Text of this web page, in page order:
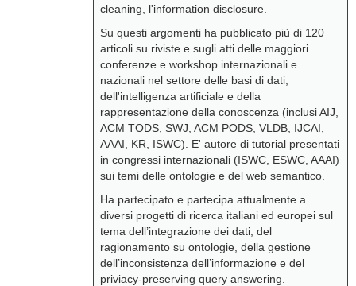
cleaning, l'information disclosure.
Su questi argomenti ha pubblicato più di 120
articoli su riviste e sugli atti delle maggiori
conferenze e workshop internazionali e
nazionali nel settore delle basi di dati,
dell'intelligenza artificiale e della
rappresentazione della conoscenza (inclusi AIJ,
ACM TODS, SWJ, ACM PODS, VLDB, IJCAI,
AAAI, KR, ISWC). E' autore di tutorial presentati
in congressi internazionali (ISWC, ESWC, AAAI)
sui temi delle ontologie e del web semantico.
Ha partecipato e partecipa attualmente a
diversi progetti di ricerca italiani ed europei sul
tema dell’integrazione dei dati, del
ragionamento su ontologie, della gestione
dell’inconsistenza dell’informazione e del
priviacy-preserving query answering.